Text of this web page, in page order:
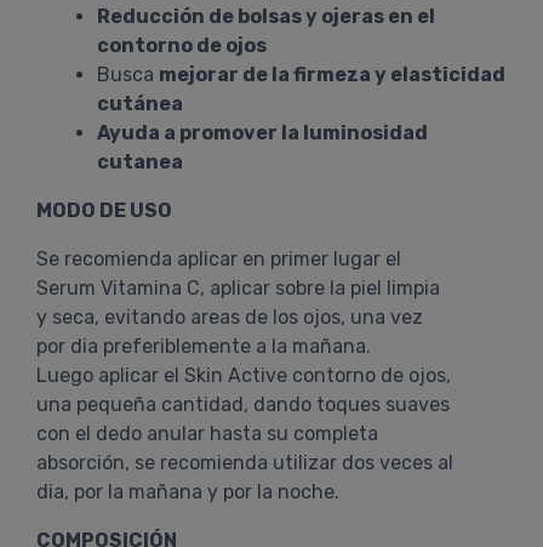
Reducción de bolsas y ojeras en el
contorno de ojos
Busca mejorar de la firmeza y elasticidad
cutánea
Ayuda a promover la luminosidad
cutanea
MODO DE USO
Se recomienda aplicar en primer lugar el
Serum Vitamina C, aplicar sobre la piel limpia
y seca, evitando areas de los ojos, una vez
por dia preferiblemente a la mañana.
Luego aplicar el Skin Active contorno de ojos,
una pequeña cantidad, dando toques suaves
con el dedo anular hasta su completa
absorción, se recomienda utilizar dos veces al
dia, por la mañana y por la noche.
COMPOSICIÓN